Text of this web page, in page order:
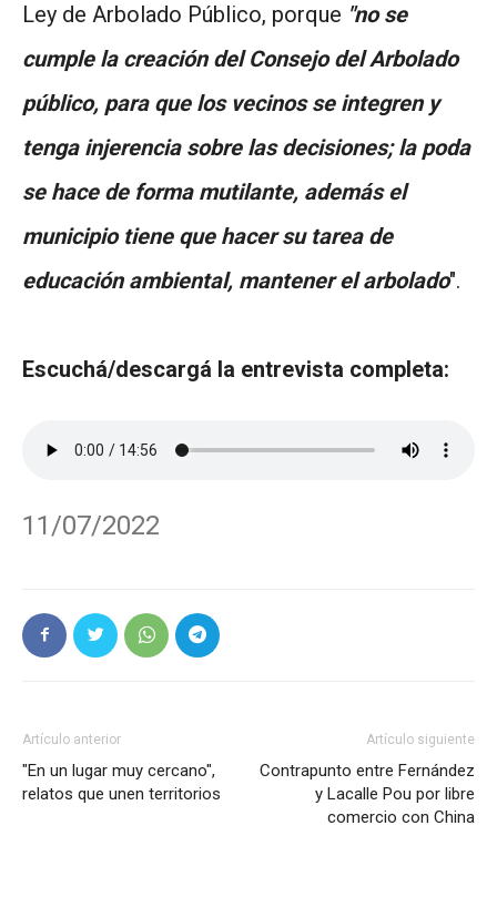
Ley de Arbolado Público, porque "no se
cumple la creación del Consejo del Arbolado
público, para que los vecinos se integren y
tenga injerencia sobre las decisiones; la poda
se hace de forma mutilante, además el
municipio tiene que hacer su tarea de
educación ambiental, mantener el arbolado".
Escuchá/descargá la entrevista completa:
11/07/2022
Artículo anterior
"En un lugar muy cercano",
relatos que unen territorios
Artículo siguiente
Contrapunto entre Fernández
y Lacalle Pou por libre
comercio con China